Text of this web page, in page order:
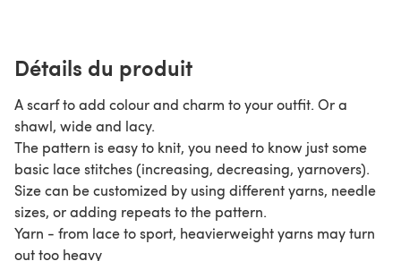
Détails du produit
A scarf to add colour and charm to your outfit. Or a
shawl, wide and lacy.
The pattern is easy to knit, you need to know just some
basic lace stitches (increasing, decreasing, yarnovers).
Size can be customized by using different yarns, needle
sizes, or adding repeats to the pattern.
Yarn - from lace to sport, heavierweight yarns may turn
out too heavy